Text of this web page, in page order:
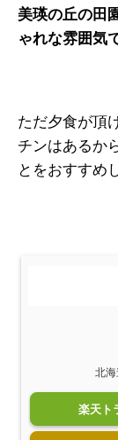
美瑛の丘の田
ゃれな雰囲気
ただ夕食が頂
チンはあるか
とをおすすめ
北
楽天ト